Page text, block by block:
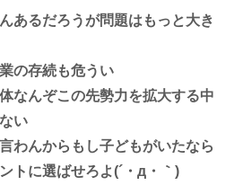
あるだろうが問題はもっと大き
の存続も危うい
なんぞこの先勢力を拡大する中
い
わんからもし子どもがいたなら
トに選ばせろよ(´・д・｀)